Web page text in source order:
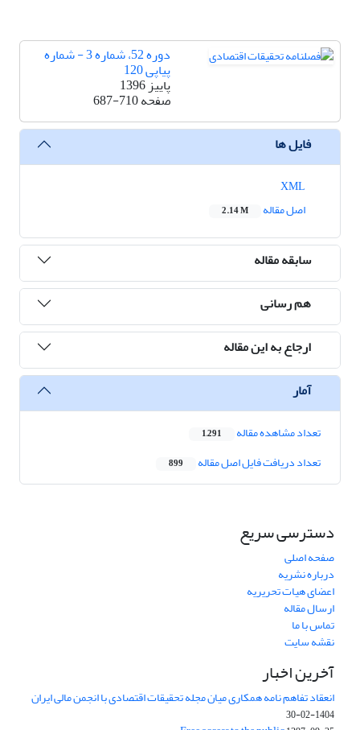
دوره 52، شماره 3 - شماره
پیاپی 120
پاییز 1396
صفحه687-710
فایل ها
اصل مقاله
2.14 M
سابقه مقاله
هم رسانی
ارجاع به این مقاله
آمار
تعداد مشاهده مقاله 1,291
تعداد دریافت فایل اصل مقاله 899
دسترسی سریع
صفحه اصلی
درباره نشریه
اعضای هیات تحریریه
ارسال مقاله
تماس با ما
نقشه سایت
آخرین اخبار
انعقاد تفاهم نامه همکاری میان مجله تحقیقات اقتصادی با انجمن مالی ایران
1404-02-30